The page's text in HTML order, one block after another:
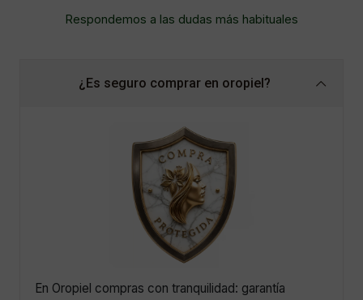
Respondemos a las dudas más habituales
¿Es seguro comprar en oropiel?
En Oropiel compras con tranquilidad: garantía